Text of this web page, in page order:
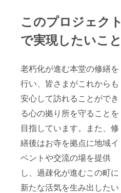
このプロジェクト
で実現したいこと
老朽化が進む本堂の修繕を
行い、皆さまがこれからも
安心して訪れることができ
る心の拠り所を守ることを
目指しています。また、修
繕後はお寺を拠点に地域イ
ベントや交流の場を提供
し、過疎化が進むこの町に
新たな活気を生み出したい